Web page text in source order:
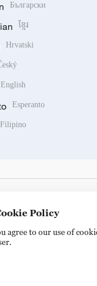
Български
ខ្មែរ
Hrvatski
English
Esperanto
Filipino
Rights Reserved. 16A
Policy
agree to our use of